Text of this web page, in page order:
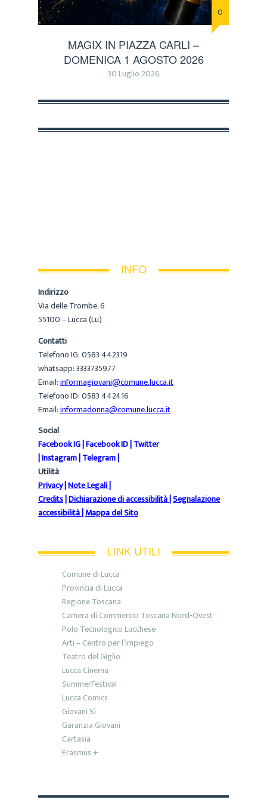
0
MAGIX IN PIAZZA CARLI –
DOMENICA 1 AGOSTO 2026
30 Luglio 2026
INFO
Indirizzo
Via delle Trombe, 6
55100 – Lucca (Lu)
Contatti
Telefono IG: 0583 442319
whatsapp: 3333735977
Email:informagiovani@comune.lucca.it
Telefono ID: 0583 442416
Email:informadonna@comune.lucca.it
Social
Facebook IG|Facebook ID|Twitter
|Instagram|Telegram|
Utilità
Privacy|Note Legali|
Credits|Dichiarazione di accessibilità|Segnalazione
accessibilità|Mappa del Sito
LINK UTILI
Comune di Lucca
Provincia di Lucca
Regione Toscana
Camera di Commercio Toscana Nord-Ovest
Polo Tecnologico Lucchese
Arti – Centro per l’Impiego
Teatro del Giglio
Lucca Cinema
SummerFestival
Lucca Comics
Giovani Sì
Garanzia Giovani
Cartasia
Erasmus +